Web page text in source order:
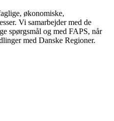
økonomiske,
Vi samarbejder med de
spørgsmål og med FAPS, når
med Danske Regioner.